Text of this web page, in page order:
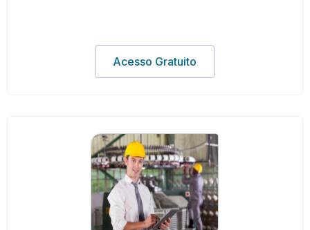
Acesso Gratuito